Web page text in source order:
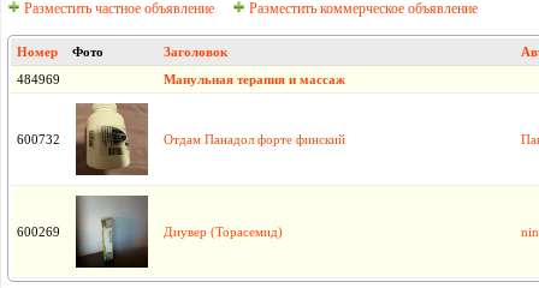
Разместить частное объявление Разместить коммерческое объявление
Номер Фото Заголовок
484969
Манульная терапия и массаж
600732 Отдам Панадол форте финский
600269 Диувер (Торасемид)